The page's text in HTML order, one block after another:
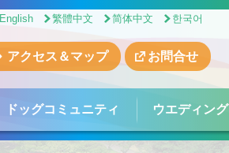
English 繁體中文 简体中文 한국어
アクセス＆マップ お問合せ
ドッグコミュニティ ウエディング